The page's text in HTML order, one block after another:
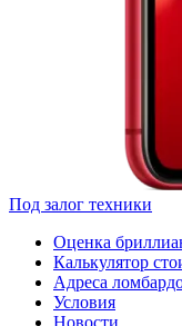
Под залог техники
Оценка
Калькулятор
Адреса
Условия
Новости